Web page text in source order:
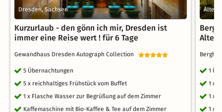
Dresden, Sachsen
Kurzurlaub - den gönn ich mir, Dresden ist
immer eine Reise wert ! für 6 Tage
Gewandhaus Dresden Autograph Collection
5 Übernachtungen
5 x reichhaltiges Frühstück vom Buffet
1 x Flasche Wasser zur Begrüßung auf dem Zimmer
Kaffemaschine mit Bio-Kaffee & Tee auf dem Zimmer
1
1 x
1 x
1 x